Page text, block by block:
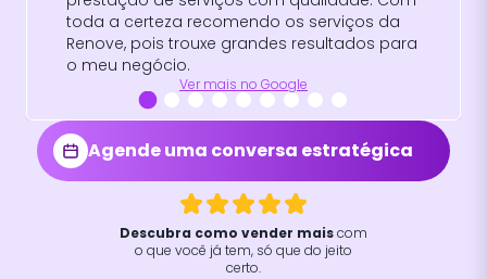
Agende uma conversa estratégica
Descubra como vender maiscom
o que você já tem, só que do jeito
certo.